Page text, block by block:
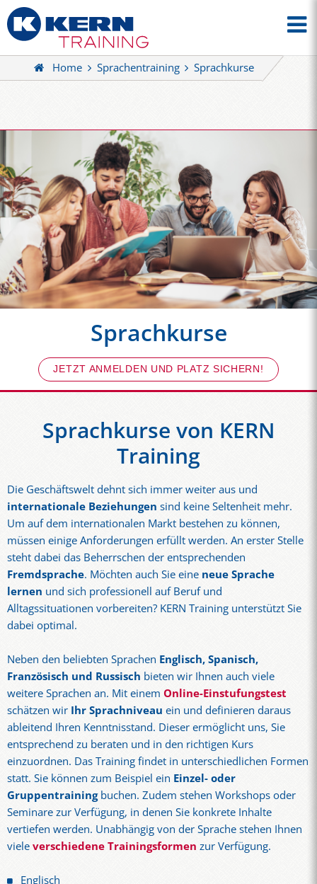
Home Sprachentraining Sprachkurse
Sprachkurse
JETZT ANMELDEN UND PLATZ SICHERN!
Sprachkurse von KERN
Training
Die Geschäftswelt dehnt sich immer weiter aus und
internationale Beziehungen sind keine Seltenheit mehr.
Um auf dem internationalen Markt bestehen zu können,
müssen einige Anforderungen erfüllt werden. An erster Stelle
steht dabei das Beherrschen der entsprechenden
Fremdsprache. Möchten auch Sie eine neue Sprache
lernen und sich professionell auf Beruf und
Alltagssituationen vorbereiten? KERN Training unterstützt Sie
dabei optimal.
Neben den beliebten Sprachen Englisch, Spanisch,
Französisch und Russisch bieten wir Ihnen auch viele
weitere Sprachen an. Mit einem Online-Einstufungstest
schätzen wir Ihr Sprachniveau ein und definieren daraus
ableitend Ihren Kenntnisstand. Dieser ermöglicht uns, Sie
entsprechend zu beraten und in den richtigen Kurs
einzuordnen. Das Training findet in unterschiedlichen Formen
statt. Sie können zum Beispiel ein Einzel- oder
Gruppentrainingbuchen. Zudem stehen Workshops oder
Seminare zur Verfügung, in denen Sie konkrete Inhalte
vertiefen werden. Unabhängig von der Sprache stehen Ihnen
vieleverschiedene Trainingsformen zur Verfügung.
Englisch